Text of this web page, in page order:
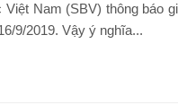
Nam (SBV) thông báo
9/2019. Vậy ý nghĩa...